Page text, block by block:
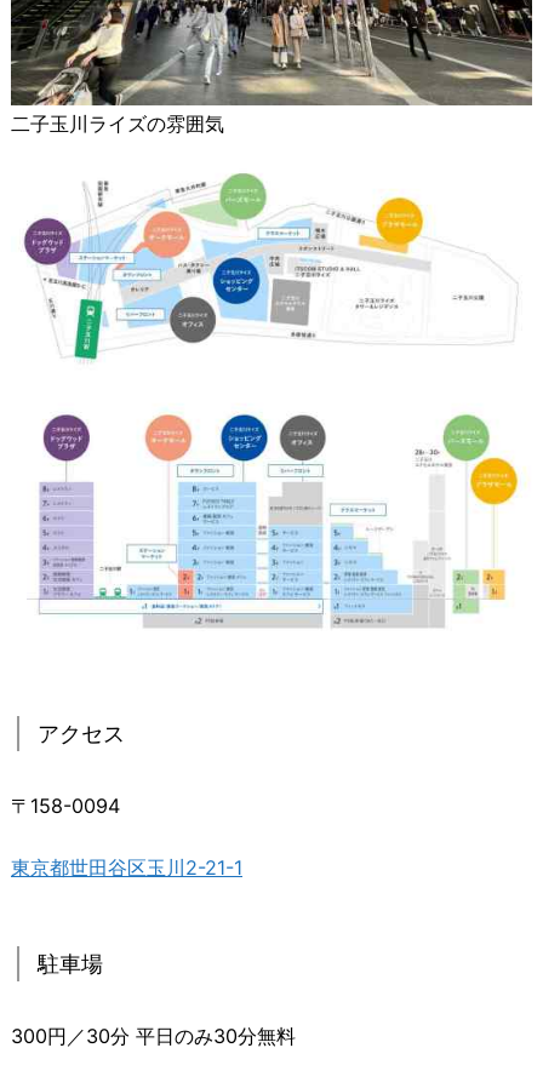
二子玉川ライズの雰囲気
アクセス
〒158-0094
東京都世田谷区玉川2-21-1
駐車場
300円／30分 平日のみ30分無料